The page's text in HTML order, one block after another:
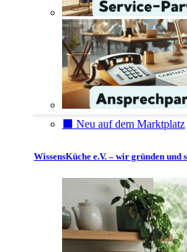
⬛️ Neu auf dem Marktplatz
WissensKüche e.V. – wir gründen